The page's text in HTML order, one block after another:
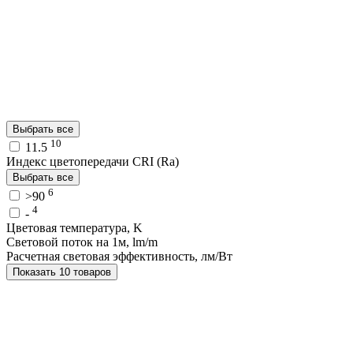
Выбрать все
11.5 10
Индекс цветопередачи CRI (Ra)
Выбрать все
>90 6
- 4
Цветовая температура, K
Световой поток на 1м, lm/m
Расчетная световая эффективность, лм/Вт
Показать 10 товаров